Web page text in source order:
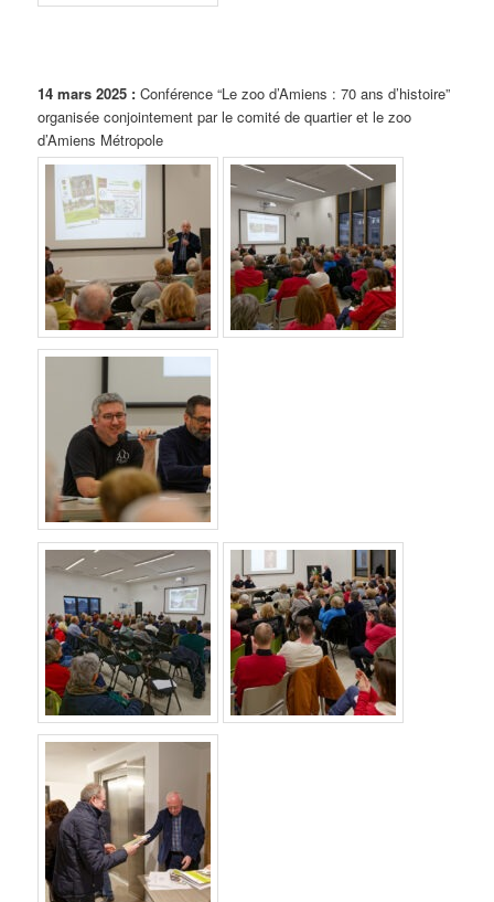
14 mars 2025 : Conférence “Le zoo d’Amiens : 70 ans d’histoire”
organisée conjointement par le comité de quartier et le zoo
d’Amiens Métropole